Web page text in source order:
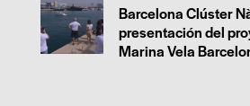
Barcelona Clúster
presentación del
Marina Vela